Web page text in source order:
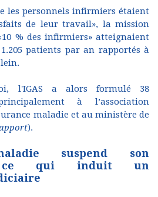
les personnels infirmiers étaient
de leur travail», la mission
% des infirmiers» atteignaient
patients par an rapportés à
l'IGAS a alors formulé 38
à l’association
maladie et au ministère de
).
suspend son
ce qui induit un